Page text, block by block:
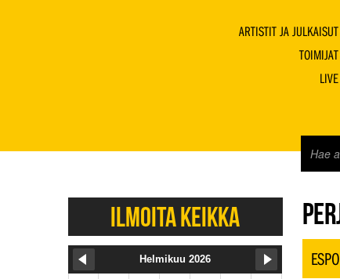
ARTISTIT JA JULKAISUT
TOIMIJAT
LIVE
ILMOITA KEIKKA
Helmikuu 2026